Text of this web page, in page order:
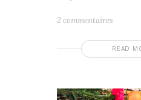
READ
2 commentaires